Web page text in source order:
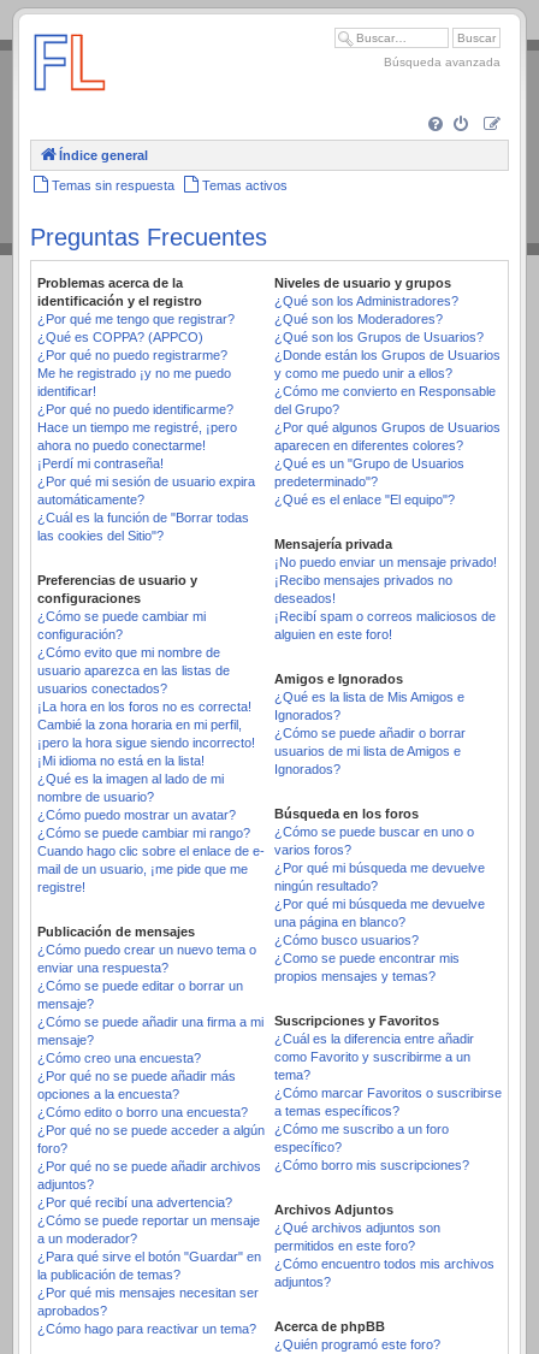
.
Búsqueda avanzada
Índice general
Temas sin respuesta Temas activos
Preguntas Frecuentes
Problemas acerca de la
identificación y el registro
¿Por qué me tengo que registrar?
¿Qué es COPPA? (APPCO)
¿Por qué no puedo registrarme?
Me he registrado ¡y no me puedo
identificar!
¿Por qué no puedo identificarme?
Hace un tiempo me registré, ¡pero
ahora no puedo conectarme!
¡Perdí mi contraseña!
¿Por qué mi sesión de usuario expira
automáticamente?
¿Cuál es la función de "Borrar todas
las cookies del Sitio"?
Preferencias de usuario y
configuraciones
¿Cómo se puede cambiar mi
configuración?
¿Cómo evito que mi nombre de
usuario aparezca en las listas de
usuarios conectados?
¡La hora en los foros no es correcta!
Cambié la zona horaria en mi perfil,
¡pero la hora sigue siendo incorrecto!
¡Mi idioma no está en la lista!
¿Qué es la imagen al lado de mi
nombre de usuario?
¿Cómo puedo mostrar un avatar?
¿Cómo se puede cambiar mi rango?
Cuando hago clic sobre el enlace de e-
mail de un usuario, ¡me pide que me
registre!
Publicación de mensajes
¿Cómo puedo crear un nuevo tema o
enviar una respuesta?
¿Cómo se puede editar o borrar un
mensaje?
¿Cómo se puede añadir una firma a mi
mensaje?
¿Cómo creo una encuesta?
¿Por qué no se puede añadir más
opciones a la encuesta?
¿Cómo edito o borro una encuesta?
¿Por qué no se puede acceder a algún
foro?
¿Por qué no se puede añadir archivos
adjuntos?
¿Por qué recibí una advertencia?
¿Cómo se puede reportar un mensaje
a un moderador?
¿Para qué sirve el botón "Guardar" en
la publicación de temas?
¿Por qué mis mensajes necesitan ser
aprobados?
¿Cómo hago para reactivar un tema?
Niveles de usuario y grupos
¿Qué son los Administradores?
¿Qué son los Moderadores?
¿Qué son los Grupos de Usuarios?
¿Donde están los Grupos de Usuarios
y como me puedo unir a ellos?
¿Cómo me convierto en Responsable
del Grupo?
¿Por qué algunos Grupos de Usuarios
aparecen en diferentes colores?
¿Qué es un "Grupo de Usuarios
predeterminado"?
¿Qué es el enlace "El equipo"?
Mensajería privada
¡No puedo enviar un mensaje privado!
¡Recibo mensajes privados no
deseados!
¡Recibí spam o correos maliciosos de
alguien en este foro!
Amigos e Ignorados
¿Qué es la lista de Mis Amigos e
Ignorados?
¿Cómo se puede añadir o borrar
usuarios de mi lista de Amigos e
Ignorados?
Búsqueda en los foros
¿Cómo se puede buscar en uno o
varios foros?
¿Por qué mi búsqueda me devuelve
ningún resultado?
¿Por qué mi búsqueda me devuelve
una página en blanco?
¿Cómo busco usuarios?
¿Como se puede encontrar mis
propios mensajes y temas?
Suscripciones y Favoritos
¿Cuál es la diferencia entre añadir
como Favorito y suscribirme a un
tema?
¿Cómo marcar Favoritos o suscribirse
a temas específicos?
¿Cómo me suscribo a un foro
específico?
¿Cómo borro mis suscripciones?
Archivos Adjuntos
¿Qué archivos adjuntos son
permitidos en este foro?
¿Cómo encuentro todos mis archivos
adjuntos?
Acerca de phpBB
¿Quién programó este foro?